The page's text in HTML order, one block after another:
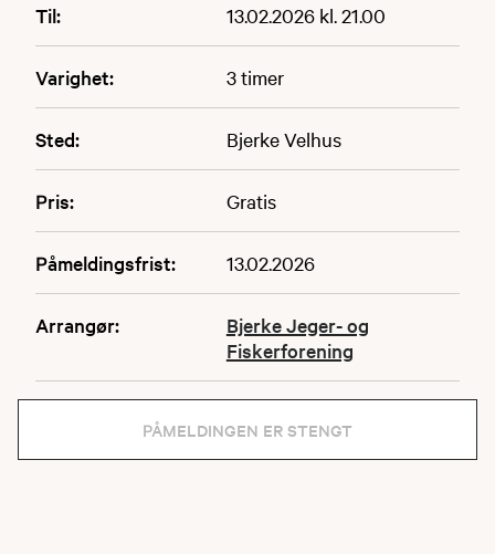
Til: 13.02.2026 kl. 21.00
Varighet: 3 timer
Sted: Bjerke Velhus
Pris: Gratis
Påmeldingsfrist: 13.02.2026
Arrangør:
Bjerke Jeger- og
Fiskerforening
PÅMELDINGEN ER STENGT